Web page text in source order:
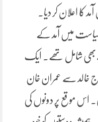
کا اعلان کر دیا۔
میں آمد کے
بھی شامل تھے۔ ایک
خالد سے عمران خان
اس موقع پر دونوں کی